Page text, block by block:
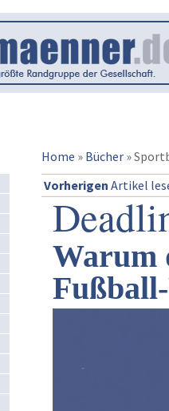
Home » Bücher »
Vorherigen Artikel
Warum